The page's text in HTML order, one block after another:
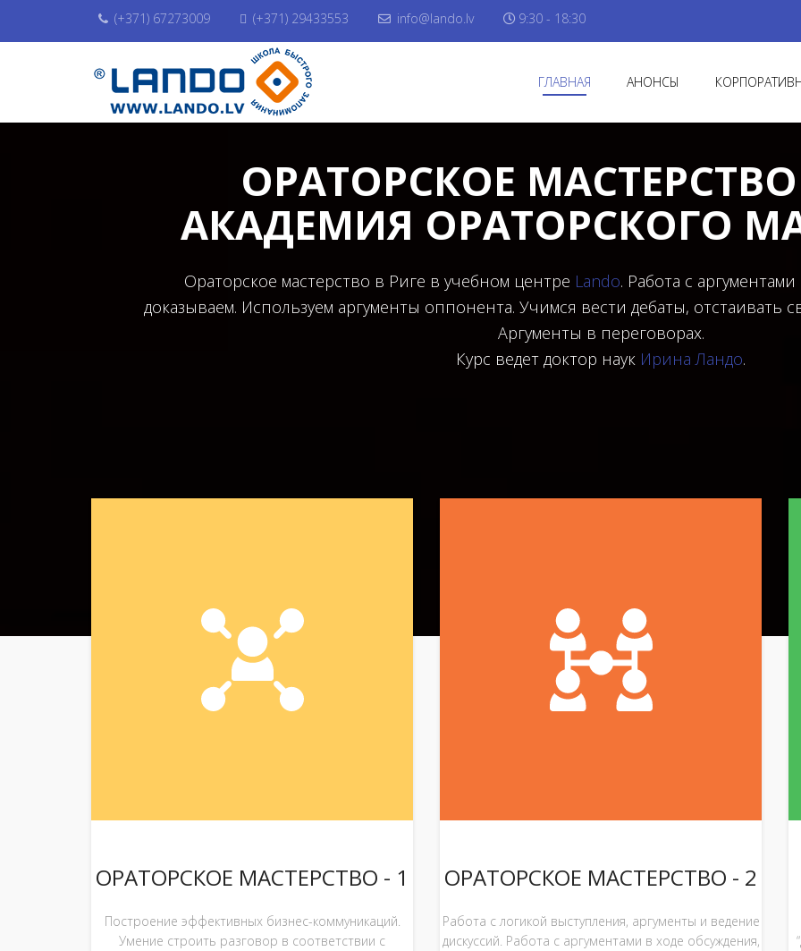
(+371) 67273009 (+371) 29433553 info@lando.lv 9:30 - 18:30
ГЛАВНАЯ АНОНСЫ
ОРАТОРСКОЕ
АКАДЕМИЯ ОРАТОРСКОГО
Ораторское мастерство в Риге в учебном центре Lando. Работа с
доказываем. Используем аргументы оппонента. Учимся вести дебаты, отстаивать
Аргументы в переговорах.
Курс ведет доктор наук Ирина Ландо.
ОРАТОРСКОЕ МАСТЕРСТВО - 1
Построение эффективных бизнес-коммуникаций.
Умение строить разговор в соответствии с
ОРАТОРСКОЕ МАСТЕРСТВО - 2
Работа с логикой выступления, аргументы и ведение
дискуссий. Работа с аргументами в ходе обсуждения,